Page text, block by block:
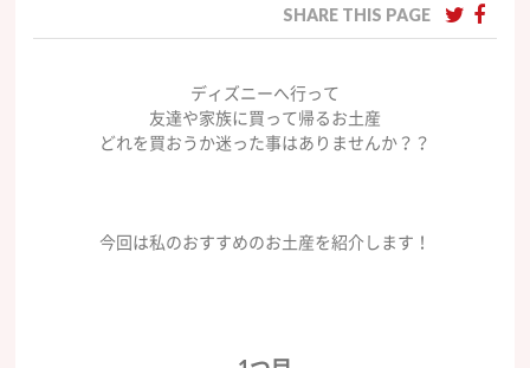
SHARE THIS PAGE
ディズニーへ行って
友達や家族に買って帰るお土産
どれを買おうか迷った事はありませんか？？
今回は私のおすすめのお土産を紹介します！